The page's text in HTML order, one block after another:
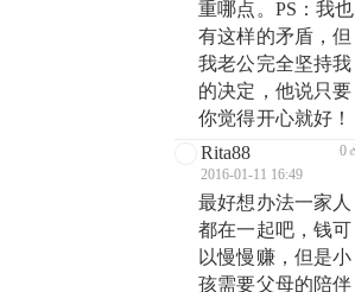
重哪点。PS：我也
有这样的矛盾，但
我老公完全坚持我
的决定，他说只要
你觉得开心就好！
Rita88
2016-01-11 16:49
0
最好想办法一家人
都在一起吧，钱可
以慢慢赚，但是小
孩需要父母的陪伴